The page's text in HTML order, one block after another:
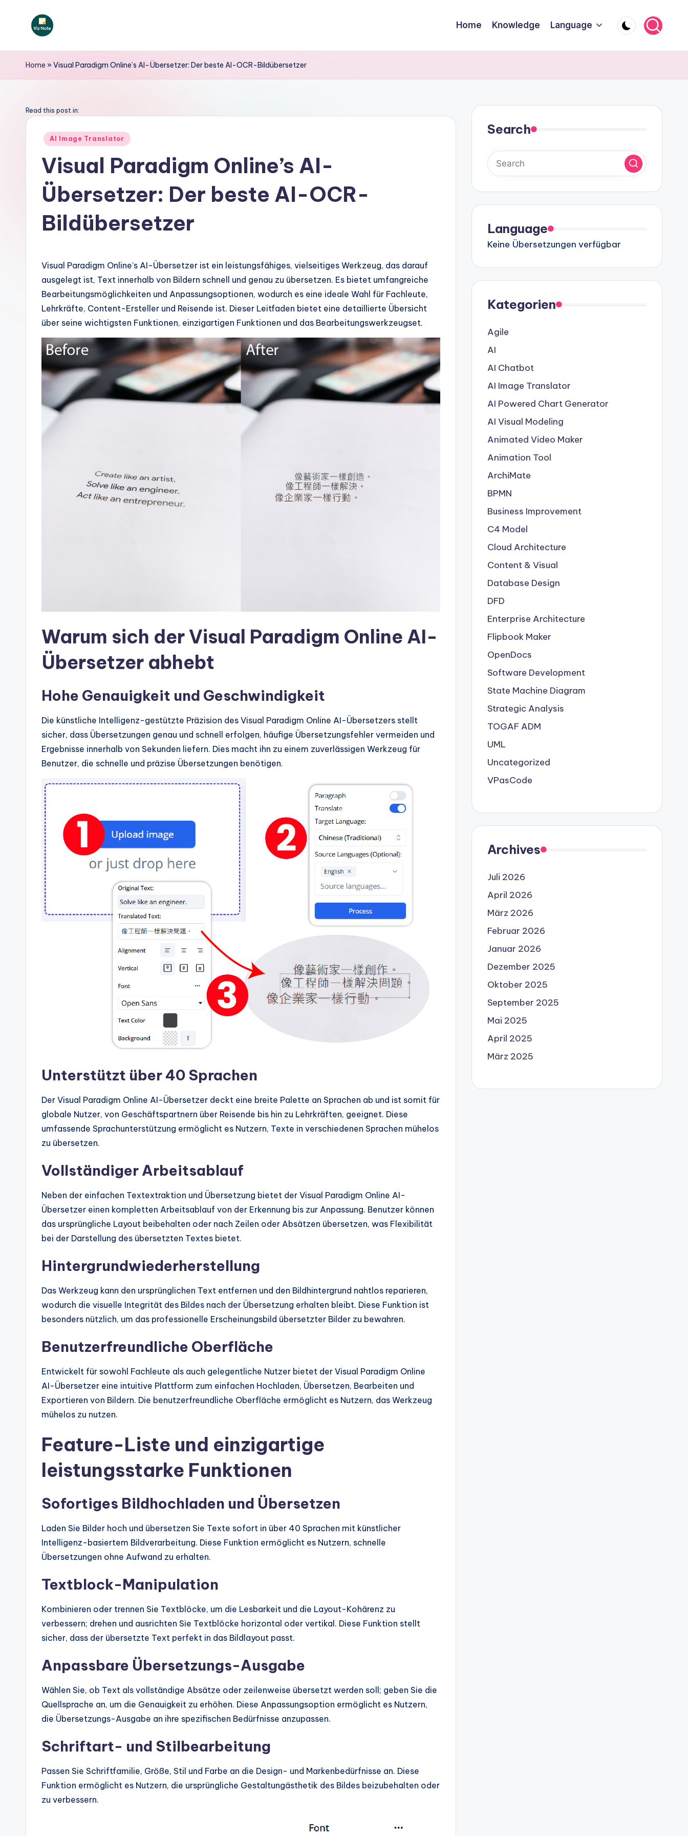
V
iz
o
A
In
In
tr
Home Knowledge Language
Home »Visual Paradigm Online’s AI-Übersetzer: Der beste AI-OCR-Bildübersetzer
Read this post in:
Posted
AI Image Translator
Visual Paradigm Online’s AI-
Übersetzer: Der beste AI-OCR-
Bildübersetzer
Visual Paradigm Online’s AI-Übersetzer ist ein leistungsfähiges, vielseitiges Werkzeug, das darauf
ausgelegt ist, Text innerhalb von Bildern schnell und genau zu übersetzen. Es bietet umfangreiche
Bearbeitungsmöglichkeiten und Anpassungsoptionen, wodurch es eine ideale Wahl für Fachleute,
Lehrkräfte, Content-Ersteller und Reisende ist. Dieser Leitfaden bietet eine detaillierte Übersicht
über seine wichtigsten Funktionen, einzigartigen Funktionen und das Bearbeitungswerkzeugset.
Warum sich der Visual Paradigm Online AI-
Übersetzer abhebt
Hohe Genauigkeit und Geschwindigkeit
Die künstliche Intelligenz-gestützte Präzision des Visual Paradigm Online AI-Übersetzers stellt
sicher, dass Übersetzungen genau und schnell erfolgen, häufige Übersetzungsfehler vermeiden und
Ergebnisse innerhalb von Sekunden liefern. Dies macht ihn zu einem zuverlässigen Werkzeug für
Benutzer, die schnelle und präzise Übersetzungen benötigen.
Unterstützt über 40 Sprachen
Der Visual Paradigm Online AI-Übersetzer deckt eine breite Palette an Sprachen ab und ist somit für
globale Nutzer, von Geschäftspartnern über Reisende bis hin zu Lehrkräften, geeignet. Diese
umfassende Sprachunterstützung ermöglicht es Nutzern, Texte in verschiedenen Sprachen mühelos
zu übersetzen.
Vollständiger Arbeitsablauf
Neben der einfachen Textextraktion und Übersetzung bietet der Visual Paradigm Online AI-
Übersetzer einen kompletten Arbeitsablauf von der Erkennung bis zur Anpassung. Benutzer können
das ursprüngliche Layout beibehalten oder nach Zeilen oder Absätzen übersetzen, was Flexibilität
bei der Darstellung des übersetzten Textes bietet.
Hintergrundwiederherstellung
Das Werkzeug kann den ursprünglichen Text entfernen und den Bildhintergrund nahtlos reparieren,
wodurch die visuelle Integrität des Bildes nach der Übersetzung erhalten bleibt. Diese Funktion ist
besonders nützlich, um das professionelle Erscheinungsbild übersetzter Bilder zu bewahren.
Benutzerfreundliche Oberfläche
Entwickelt für sowohl Fachleute als auch gelegentliche Nutzer bietet der Visual Paradigm Online
AI-Übersetzer eine intuitive Plattform zum einfachen Hochladen, Übersetzen, Bearbeiten und
Exportieren von Bildern. Die benutzerfreundliche Oberfläche ermöglicht es Nutzern, das Werkzeug
mühelos zu nutzen.
Feature-Liste und einzigartige
leistungsstarke Funktionen
Sofortiges Bildhochladen und Übersetzen
Laden Sie Bilder hoch und übersetzen Sie Texte sofort in über 40 Sprachen mit künstlicher
Intelligenz-basiertem Bildverarbeitung. Diese Funktion ermöglicht es Nutzern, schnelle
Übersetzungen ohne Aufwand zu erhalten.
Textblock-Manipulation
Kombinieren oder trennen Sie Textblöcke, um die Lesbarkeit und die Layout-Kohärenz zu
verbessern; drehen und ausrichten Sie Textblöcke horizontal oder vertikal. Diese Funktion stellt
sicher, dass der übersetzte Text perfekt in das Bildlayout passt.
Anpassbare Übersetzungs-Ausgabe
Wählen Sie, ob Text als vollständige Absätze oder zeilenweise übersetzt werden soll; geben Sie die
Quellsprache an, um die Genauigkeit zu erhöhen. Diese Anpassungsoption ermöglicht es Nutzern,
die Übersetzungs-Ausgabe an ihre spezifischen Bedürfnisse anzupassen.
Schriftart- und Stilbearbeitung
Passen Sie Schriftfamilie, Größe, Stil und Farbe an die Design- und Markenbedürfnisse an. Diese
Funktion ermöglicht es Nutzern, die ursprüngliche Gestaltungästhetik des Bildes beizubehalten oder
zu verbessern.
Search
Language
Keine Übersetzungen verfügbar
Kategorien
Agile
AI
AI Chatbot
AI Image Translator
AI Powered Chart Generator
AI Visual Modeling
Animated Video Maker
Animation Tool
ArchiMate
BPMN
Business Improvement
C4 Model
Cloud Architecture
Content & Visual
Database Design
DFD
Enterprise Architecture
Flipbook Maker
OpenDocs
Software Development
State Machine Diagram
Strategic Analysis
TOGAF ADM
UML
Uncategorized
VPasCode
Archives
Juli 2026
April 2026
März 2026
Februar 2026
Januar 2026
Dezember 2025
Oktober 2025
September 2025
Mai 2025
April 2025
März 2025